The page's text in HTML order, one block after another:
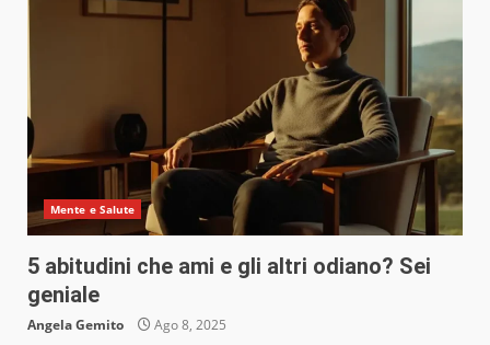
Mente e Salute
5 abitudini che ami e gli altri odiano? Sei
geniale
Angela Gemito Ago 8, 2025